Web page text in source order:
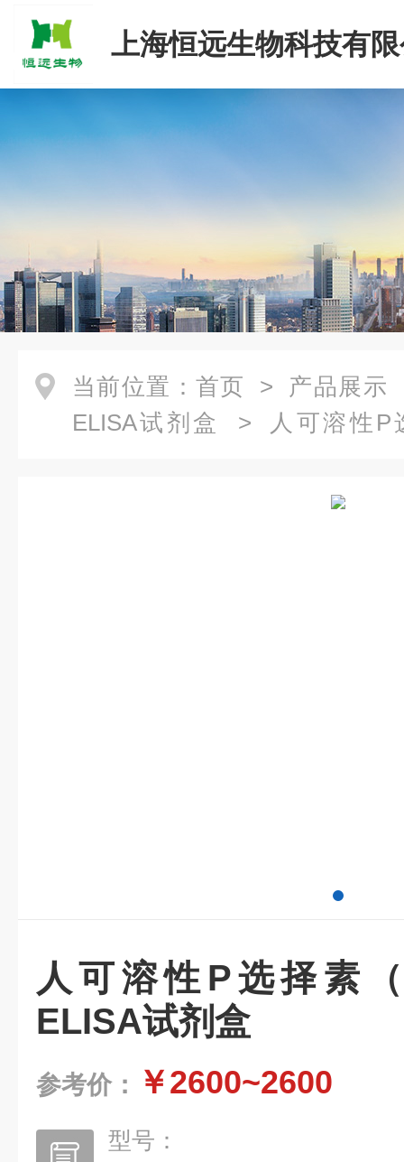
上海恒远生物科技有
当前位置： 首页 > 产品展示
ELISA试剂盒
> 人可溶性P
人可溶性P选择素
ELISA试剂盒
参考价： ￥2600~2600
型号：